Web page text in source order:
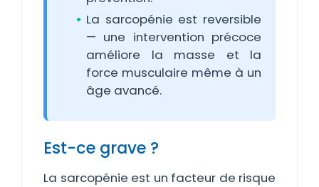
La sarcopénie est reversible
— une intervention précoce
améliore la masse et la
force musculaire même à un
âge avancé.
Est-ce grave ?
La sarcopénie est un facteur de risque